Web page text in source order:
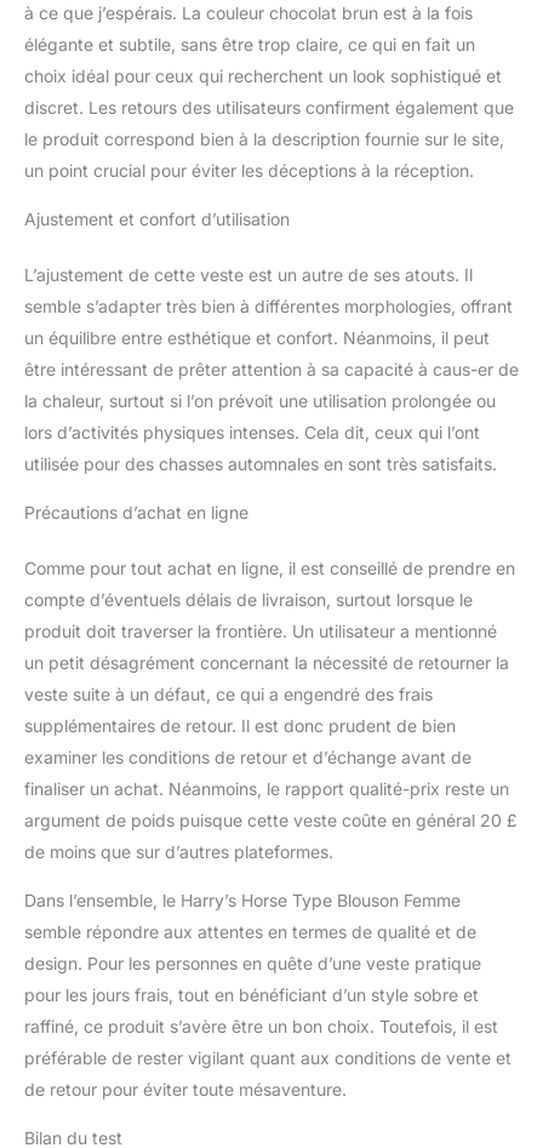
à ce que j’espérais. La couleur chocolat brun est à la fois
élégante et subtile, sans être trop claire, ce qui en fait un
choix idéal pour ceux qui recherchent un look sophistiqué et
discret. Les retours des utilisateurs confirment également que
le produit correspond bien à la description fournie sur le site,
un point crucial pour éviter les déceptions à la réception.
Ajustement et confort d’utilisation
L’ajustement de cette veste est un autre de ses atouts. Il
semble s’adapter très bien à différentes morphologies, offrant
un équilibre entre esthétique et confort. Néanmoins, il peut
être intéressant de prêter attention à sa capacité à caus-er de
la chaleur, surtout si l’on prévoit une utilisation prolongée ou
lors d’activités physiques intenses. Cela dit, ceux qui l’ont
utilisée pour des chasses automnales en sont très satisfaits.
Précautions d’achat en ligne
Comme pour tout achat en ligne, il est conseillé de prendre en
compte d’éventuels délais de livraison, surtout lorsque le
produit doit traverser la frontière. Un utilisateur a mentionné
un petit désagrément concernant la nécessité de retourner la
veste suite à un défaut, ce qui a engendré des frais
supplémentaires de retour. Il est donc prudent de bien
examiner les conditions de retour et d’échange avant de
finaliser un achat. Néanmoins, le rapport qualité-prix reste un
argument de poids puisque cette veste coûte en général 20 £
de moins que sur d’autres plateformes.
Dans l’ensemble, le Harry’s Horse Type Blouson Femme
semble répondre aux attentes en termes de qualité et de
design. Pour les personnes en quête d’une veste pratique
pour les jours frais, tout en bénéficiant d’un style sobre et
raffiné, ce produit s’avère être un bon choix. Toutefois, il est
préférable de rester vigilant quant aux conditions de vente et
de retour pour éviter toute mésaventure.
Bilan du test